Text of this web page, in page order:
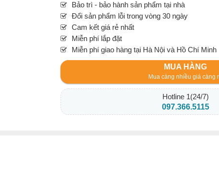
Bảo trì - bảo hành sản phẩm tại nhà
Đổi sản phẩm lỗi trong vòng 30 ngày
Cam kết giá rẻ nhất
Miễn phí lắp đặt
Miễn phí giao hàng tại Hà Nội và Hồ Chí Minh
MUA HÀNG
Mua càng nhiều giá càng
Hotline 1(24/7)
097.366.5115